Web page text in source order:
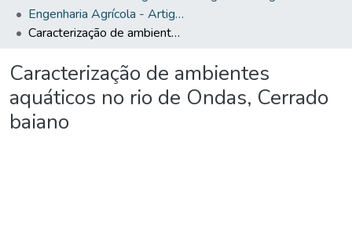
Engenharia Agrícola - Artigos
Caracterização de ambientes aquáticos no rio de Ondas, Cerrado baiano
Caracterização de ambientes
aquáticos no rio de Ondas, Cerrado
baiano